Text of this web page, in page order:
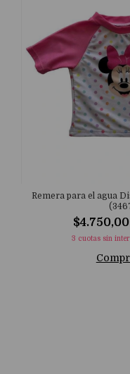
Remera para el agua
$4.750,00
3 cuotas sin